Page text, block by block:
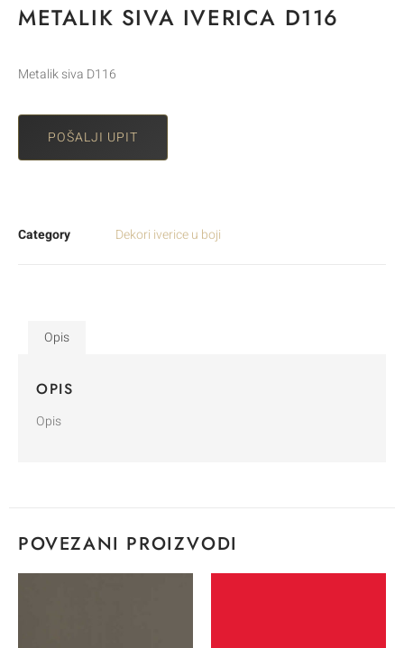
METALIK SIVA IVERICA D116
Metalik siva D116
POŠALJI UPIT
Category Dekori iverice u boji
Opis
OPIS
Opis
POVEZANI PROIZVODI